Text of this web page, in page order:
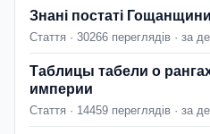
Знані постаті Гощанщини
Стаття · 30266 переглядів · за
Таблицы табели о
империи
Стаття · 14459 переглядів · за